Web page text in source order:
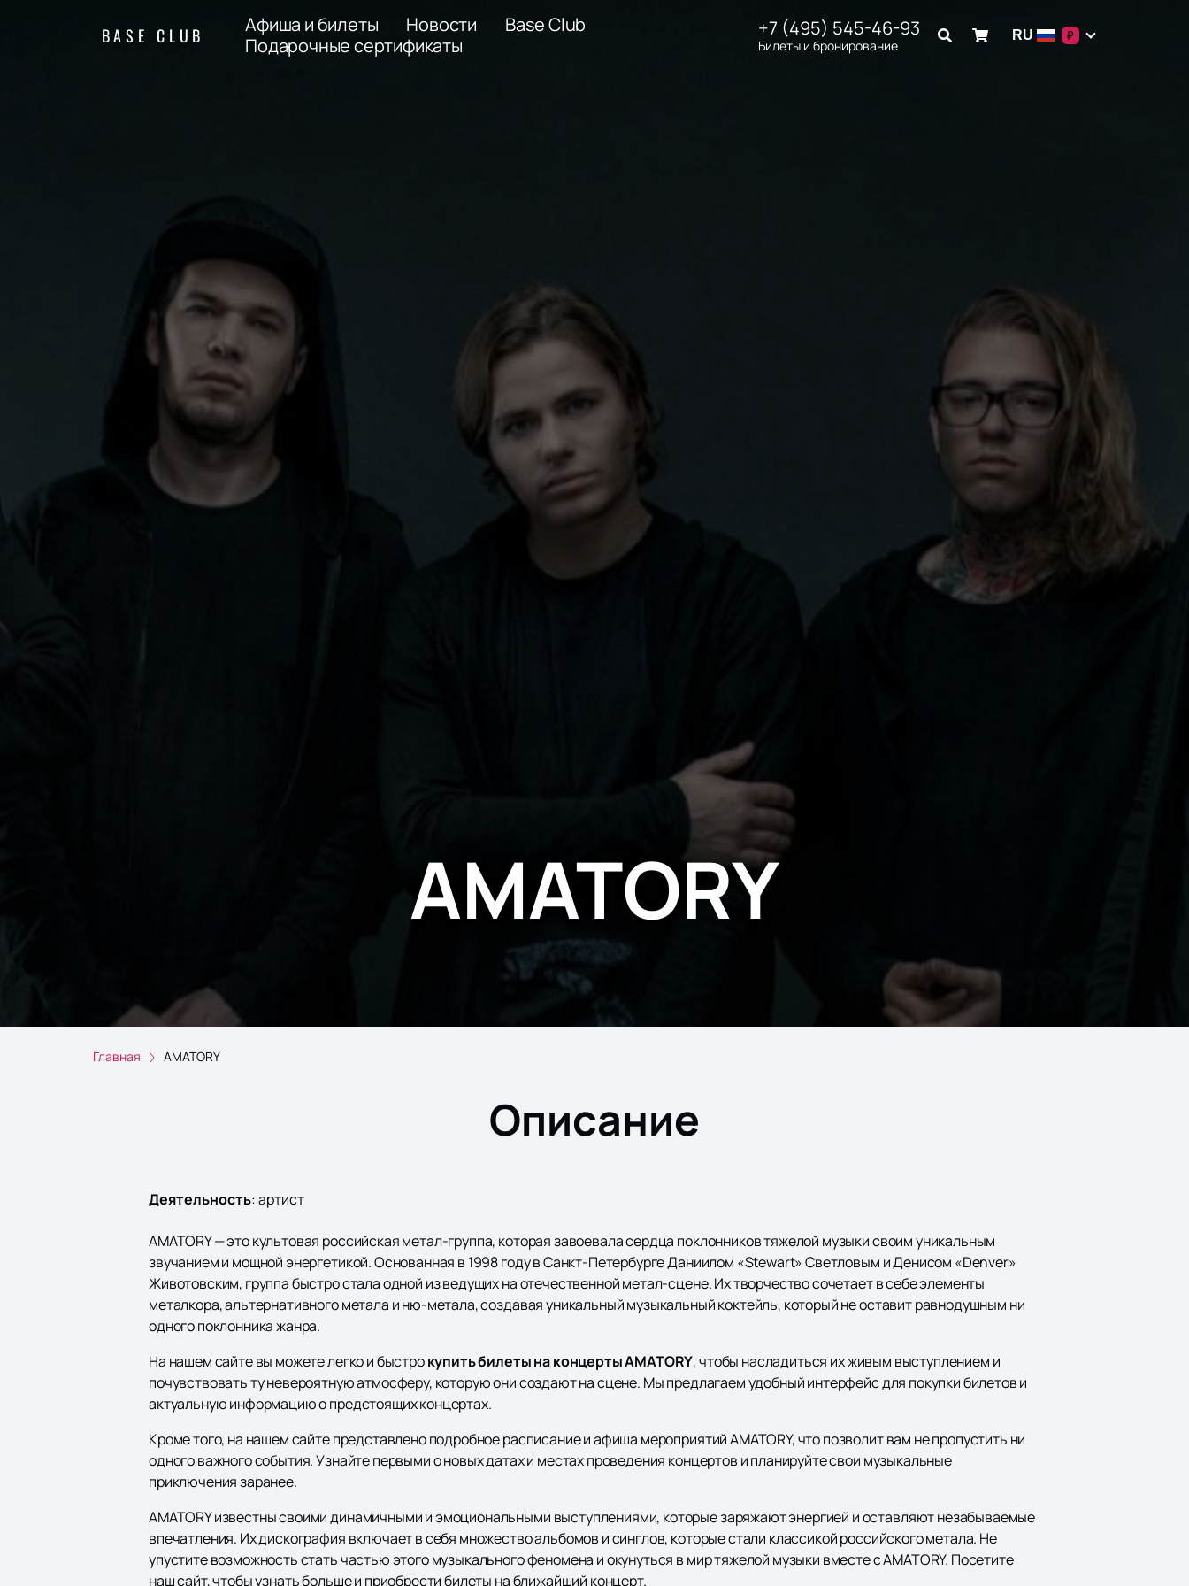
BASE CLUB Афиша и билеты Новости
Base Club
Подарочные сертификаты
+7 (495) 545-46-93
Билеты и бронирование
RU ₽
AMATORY
Главная AMATORY
Описание
Деятельность:артист
AMATORY — это культовая российская метал-группа, которая завоевала сердца поклонников тяжелой музыки своим уникальным
звучанием и мощной энергетикой. Основанная в 1998 году в Санкт-Петербурге Даниилом «Stewart» Светловым и Денисом «Denver»
Животовским, группа быстро стала одной из ведущих на отечественной метал-сцене. Их творчество сочетает в себе элементы
металкора, альтернативного метала и ню-метала, создавая уникальный музыкальный коктейль, который не оставит равнодушным ни
одного поклонника жанра.
На нашем сайте вы можете легко и быстрокупить билеты на концерты AMATORY, чтобы насладиться их живым выступлением и
почувствовать ту невероятную атмосферу, которую они создают на сцене. Мы предлагаем удобный интерфейс для покупки билетов и
актуальную информацию о предстоящих концертах.
Кроме того, на нашем сайте представлено подробное расписание и афиша мероприятий AMATORY, что позволит вам не пропустить ни
одного важного события. Узнайте первыми о новых датах и местах проведения концертов и планируйте свои музыкальные
приключения заранее.
AMATORY известны своими динамичными и эмоциональными выступлениями, которые заряжают энергией и оставляют незабываемые
впечатления. Их дискография включает в себя множество альбомов и синглов, которые стали классикой российского метала. Не
упустите возможность стать частью этого музыкального феномена и окунуться в мир тяжелой музыки вместе с AMATORY. Посетите
наш сайт, чтобы узнать больше и приобрести билеты на ближайший концерт.